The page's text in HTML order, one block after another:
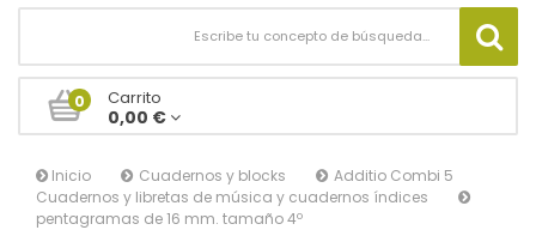
0 Carrito
0,00 €
Inicio
Cuadernos y blocks
Cuadernos y libretas de música y cuadernos índices
Additio Combi 5
pentagramas de 16 mm. tamaño 4º